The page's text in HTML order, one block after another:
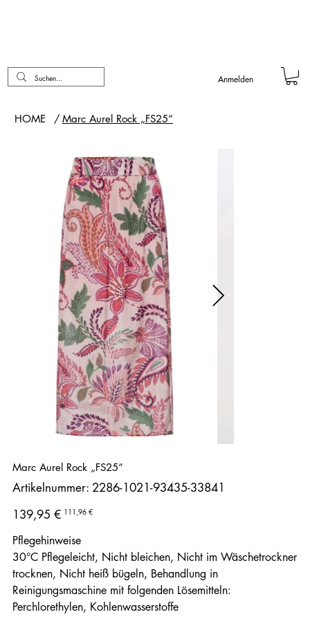
Anmelden
HOME / Marc Aurel Rock „FS25“
Marc Aurel Rock „FS25“
Artikelnummer: Artikelnummer:
2286-
33841
2286-1021-93435-33841
Ursprünglicher
Preis
139,95 € Angebotspreis
111,96 €
Pflegehinweise
30°C Pflegeleicht, Nicht bleichen, Nicht im Wäschetrockner
trocknen, Nicht heiß bügeln, Behandlung in
Reinigungsmaschine mit folgenden Lösemitteln:
Perchlorethylen, Kohlenwasserstoffe